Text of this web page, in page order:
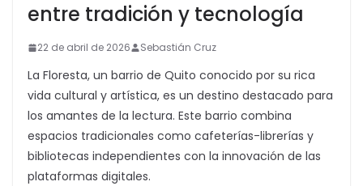
entre tradición y tecnología
22 de abril de 2026 Sebastián Cruz
La Floresta, un barrio de Quito conocido por su rica
vida cultural y artística, es un destino destacado para
los amantes de la lectura. Este barrio combina
espacios tradicionales como cafeterías-librerías y
bibliotecas independientes con la innovación de las
plataformas digitales.